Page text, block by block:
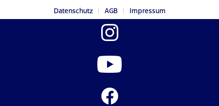
Datenschutz
AGB Impressum